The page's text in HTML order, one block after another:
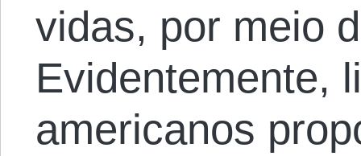
vidas, por meio
Evidentemente,
americanos